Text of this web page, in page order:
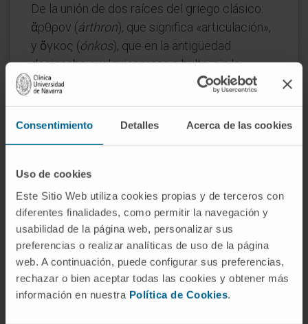
Consentimiento Detalles Acerca de las cookies
Uso de cookies
Este Sitio Web utiliza cookies propias y de terceros con
diferentes finalidades, como permitir la navegación y
usabilidad de la página web, personalizar sus
preferencias o realizar analíticas de uso de la página
web. A continuación, puede configurar sus preferencias,
rechazar o bien aceptar todas las cookies y obtener más
información en nuestra Política de Cookies.
De la unión de dos raíces del griego clásico:
ἄρθρον (árthron), que significa «articulación»,
y ὄγκος (ónkos), que en la antigüedad
designaba cualquier masa o bulto, sin la
connotación oncológica que adquirió
la articulación».
¿Se utiliza artronco en la práctica
No. La expresión habitual es tumefacción
articular o, en lenguaje menos técnico,
hinchazón articular. El término artronco
pervive casi exclusivamente en diccionarios y
glosarios de terminología médica clásica.
¿Es lo mismo artronco que artritis?